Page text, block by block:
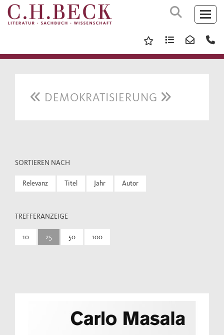
DEMOKRATISIERUNG
SORTIEREN NACH
Relevanz Titel Jahr Autor
TREFFERANZEIGE
10 25 50 100